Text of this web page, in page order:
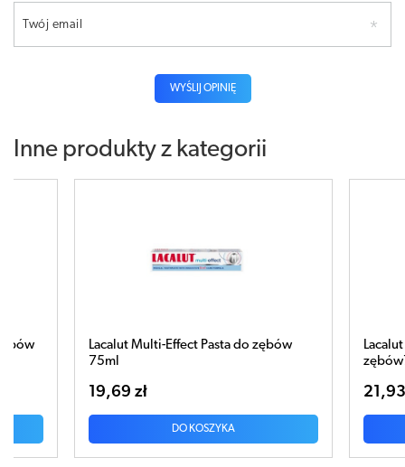
Twój email
WYŚLIJ OPINIĘ
Inne produkty z kategorii
do zębów
Lacalut Flora White pasta do